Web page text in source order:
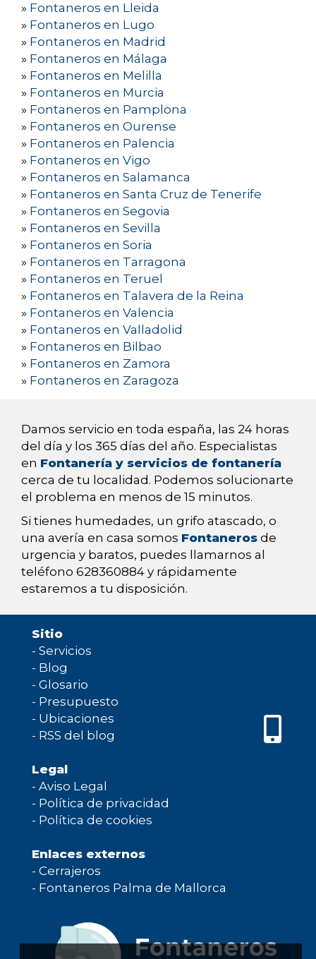
» Fontaneros en Lleida
» Fontaneros en Lugo
» Fontaneros en Madrid
» Fontaneros en Málaga
» Fontaneros en Melilla
» Fontaneros en Murcia
» Fontaneros en Pamplona
» Fontaneros en Ourense
» Fontaneros en Palencia
» Fontaneros en Vigo
» Fontaneros en Salamanca
» Fontaneros en Santa Cruz de Tenerife
» Fontaneros en Segovia
» Fontaneros en Sevilla
» Fontaneros en Soria
» Fontaneros en Tarragona
» Fontaneros en Teruel
» Fontaneros en Talavera de la Reina
» Fontaneros en Valencia
» Fontaneros en Valladolid
» Fontaneros en Bilbao
» Fontaneros en Zamora
» Fontaneros en Zaragoza
Damos servicio en toda españa, las 24 horas
del día y los 365 días del año. Especialistas
en Fontanería y servicios de fontanería
cerca de tu localidad. Podemos solucionarte
el problema en menos de 15 minutos.
Si tienes humedades, un grifo atascado, o
una avería en casa somos Fontaneros de
urgencia y baratos, puedes llamarnos al
teléfono 628360884 y rápidamente
estaremos a tu disposición.
Sitio
- Servicios
- Blog
- Glosario
- Presupuesto
- Ubicaciones
- RSS del blog
Legal
- Aviso Legal
- Política de privacidad
- Política de cookies
Enlaces externos
- Cerrajeros
- Fontaneros Palma de Mallorca